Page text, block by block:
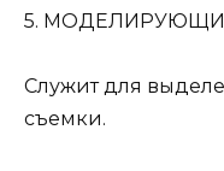
5.
Служит для
съемки.